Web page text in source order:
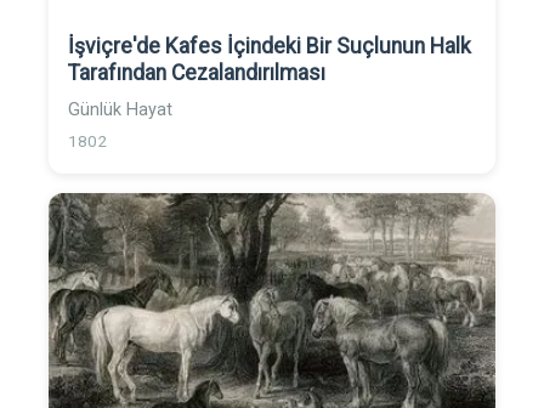
İşviçre'de Kafes İçindeki Bir Suçlunun Halk
Tarafından Cezalandırılması
Günlük Hayat
1802